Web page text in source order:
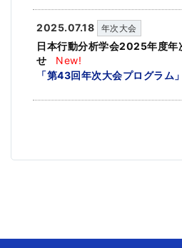
2025.07.18 年次大会
日本行動分析学会2025年度年
せ
New!
「第43回年次大会プログラム」